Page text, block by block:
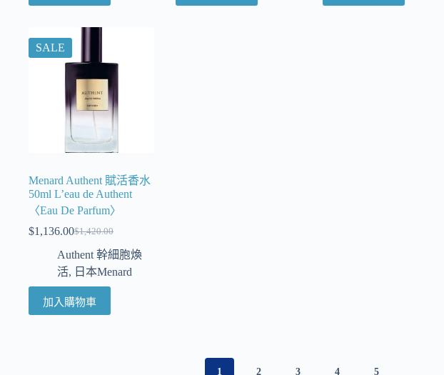
SALE
Menard Authent 賦活香水
50ml L’eau de Authent
〈Eau De Parfum〉
$1,420.00
$1,136.00
Authent 幹細胞煥
活, 日本Menard
加入購物車
1 2 3 4 5